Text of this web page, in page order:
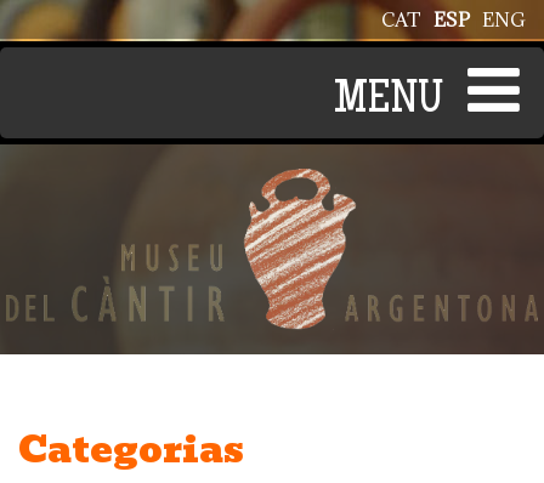
Pasar al contenido principal ENG
ESP
CAT
Categorias